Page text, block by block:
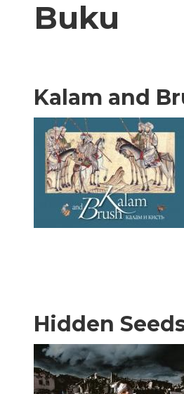
Buku
Kalam and
Hidden